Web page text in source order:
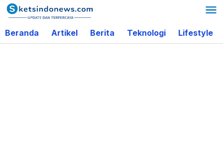
Lewati
ke
konten
Beranda Artikel Berita Teknologi Lifestyle